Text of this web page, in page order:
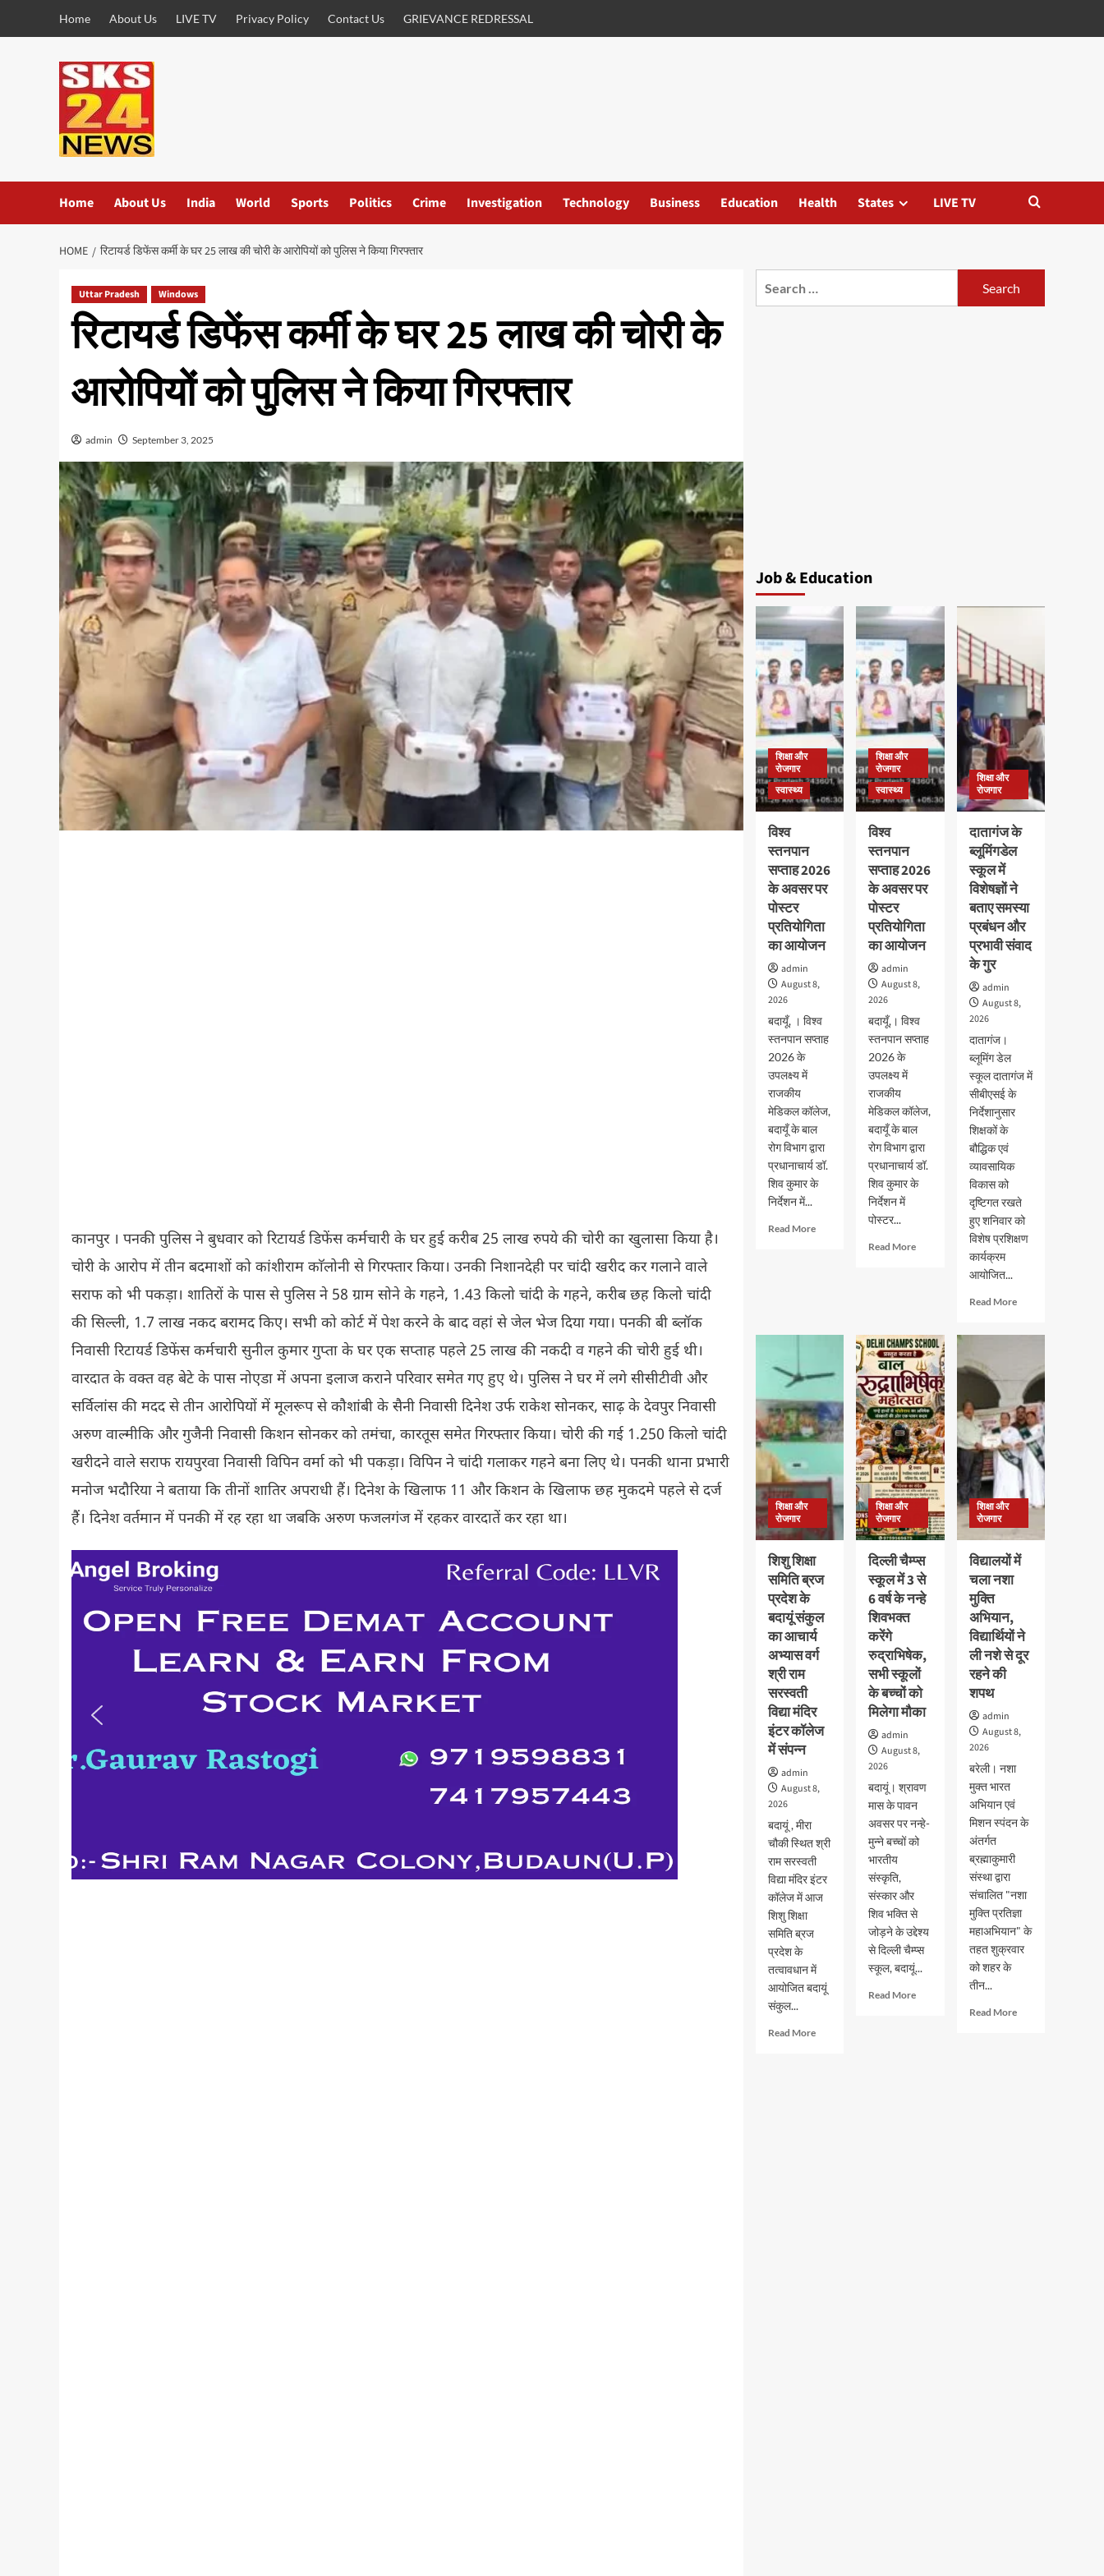
Home About Us LIVE TV Privacy Policy Contact Us GRIEVANCE REDRESSAL
Home About Us India World Sports Politics Crime Investigation Technology Business Education Health States LIVE TV
HOME रिटायर्ड डिफेंस कर्मी के घर 25 लाख की चोरी के आरोपियों को पुलिस ने किया गिरफ्तार
Uttar Pradesh Windows
रिटायर्ड डिफेंस कर्मी के घर 25 लाख की चोरी के
आरोपियों को पुलिस ने किया गिरफ्तार
admin September 3, 2025
कानपुर । पनकी पुलिस ने बुधवार को रिटायर्ड डिफेंस कर्मचारी के घर हुई करीब 25 लाख रुपये की चोरी का खुलासा किया है।
चोरी के आरोप में तीन बदमाशों को कांशीराम काॅलोनी से गिरफ्तार किया। उनकी निशानदेही पर चांदी खरीद कर गलाने वाले
सराफ को भी पकड़ा। शातिरों के पास से पुलिस ने 58 ग्राम सोने के गहने, 1.43 किलो चांदी के गहने, करीब छह किलो चांदी
की सिल्ली, 1.7 लाख नकद बरामद किए। सभी को कोर्ट में पेश करने के बाद वहां से जेल भेज दिया गया। पनकी बी ब्लॉक
निवासी रिटायर्ड डिफेंस कर्मचारी सुनील कुमार गुप्ता के घर एक सप्ताह पहले 25 लाख की नकदी व गहने की चोरी हुई थी।
वारदात के वक्त वह बेटे के पास नोएडा में अपना इलाज कराने परिवार समेत गए हुए थे। पुलिस ने घर में लगे सीसीटीवी और
सर्विलांस की मदद से तीन आरोपियों में मूलरूप से कौशांबी के सैनी निवासी दिनेश उर्फ राकेश सोनकर, साढ़ के देवपुर निवासी
अरुण वाल्मीकि और गुजैनी निवासी किशन सोनकर को तमंचा, कारतूस समेत गिरफ्तार किया। चोरी की गई 1.250 किलो चांदी
खरीदने वाले सराफ रायपुरवा निवासी विपिन वर्मा को भी पकड़ा। विपिन ने चांदी गलाकर गहने बना लिए थे। पनकी थाना प्रभारी
मनोज भदौरिया ने बताया कि तीनों शातिर अपराधी हैं। दिनेश के खिलाफ 11 और किशन के खिलाफ छह मुकदमे पहले से दर्ज
हैं। दिनेश वर्तमान में पनकी में रह रहा था जबकि अरुण फजलगंज में रहकर वारदातें कर रहा था।
Job & Education
शिक्षा और
रोजगार
स्वास्थ्य
विश्व
स्तनपान
सप्ताह 2026
के अवसर पर
पोस्टर
प्रतियोगिता
का आयोजन
admin
August 8,
2026
बदायूँ, । विश्व
स्तनपान सप्ताह
2026 के
उपलक्ष्य में
राजकीय
मेडिकल कॉलेज,
बदायूँ के बाल
रोग विभाग द्वारा
प्रधानाचार्य डॉ.
शिव कुमार के
निर्देशन में...
Read MoreRead
के
पोस्टर
प्रतियोगिता
का
आयोजन
शिक्षा और
रोजगार
स्वास्थ्य
विश्व
स्तनपान
सप्ताह 2026
के अवसर पर
पोस्टर
प्रतियोगिता
का आयोजन
admin
August 8,
2026
बदायूँ,। विश्व
स्तनपान सप्ताह
2026 के
उपलक्ष्य में
राजकीय
मेडिकल कॉलेज,
बदायूँ के बाल
रोग विभाग द्वारा
प्रधानाचार्य डॉ.
शिव कुमार के
निर्देशन में
पोस्टर...
Read MoreRead
2026
के
अवसर
पर
पोस्टर
प्रतियोगिता
का
आयोजन
शिक्षा और
रोजगार
दातागंज के
ब्लूमिंगडेल
स्कूल में
विशेषज्ञों ने
बताए समस्या
प्रबंधन और
प्रभावी संवाद
के गुर
admin
August 8,
2026
दातागंज।
ब्लूमिंग डेल
स्कूल दातागंज में
सीबीएसई के
निर्देशानुसार
शिक्षकों के
बौद्धिक एवं
व्यावसायिक
विकास को
दृष्टिगत रखते
हुए शनिवार को
विशेष प्रशिक्षण
कार्यक्रम
आयोजित...
Read MoreRead
ब्लूमिंगडेल
स्कूल
में
विशेषज्ञों
ने
बताए
समस्या
प्रबंधन
और
गुर
शिक्षा और
रोजगार
शिशु शिक्षा
समिति ब्रज
प्रदेश के
बदायूं संकुल
का आचार्य
अभ्यास वर्ग
श्री राम
सरस्वती
विद्या मंदिर
इंटर कॉलेज
में संपन्न
admin
August 8,
2026
बदायूं , मीरा
चौकी स्थित श्री
राम सरस्वती
विद्या मंदिर इंटर
कॉलेज में आज
शिशु शिक्षा
समिति ब्रज
प्रदेश के
तत्वावधान में
आयोजित बदायूं
संकुल...
Read MoreRead
शिक्षा और
रोजगार
दिल्ली चैम्प्स
स्कूल में 3 से
6 वर्ष के नन्हे
शिवभक्त
करेंगे
रुद्राभिषेक,
सभी स्कूलों
के बच्चों को
मिलेगा मौका
admin
August 8,
2026
बदायूं। श्रावण
मास के पावन
अवसर पर नन्हे-
मुन्ने बच्चों को
भारतीय
संस्कृति,
संस्कार और
शिव भक्ति से
जोड़ने के उद्देश्य
से दिल्ली चैम्प्स
स्कूल, बदायूं...
Read MoreRead
शिक्षा और
रोजगार
विद्यालयों में
चला नशा
मुक्ति
अभियान,
विद्यार्थियों ने
ली नशे से दूर
रहने की
शपथ
admin
August 8,
2026
बरेली। नशा
मुक्त भारत
अभियान एवं
मिशन स्पंदन के
अंतर्गत
ब्रह्माकुमारी
संस्था द्वारा
संचालित "नशा
मुक्ति प्रतिज्ञा
महाअभियान" के
तहत शुक्रवार
को शहर के
तीन...
Read MoreRead